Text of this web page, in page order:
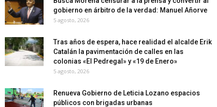
gobierno en árbitro de la verdad: Manuel Añorve
5 agosto, 2026
Tras años de espera, hace realidad el alcalde Erik
Catalán la pavimentación de calles en las
colonias «El Pedregal» y «19 de Enero»
5 agosto, 2026
Renueva Gobierno de Leticia Lozano espacios
públicos con brigadas urbanas